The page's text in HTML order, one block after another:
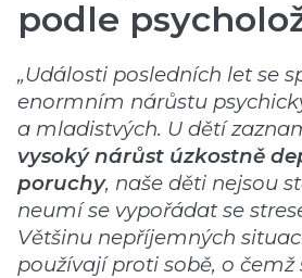
podle
„Události posledních let se
enormním nárůstu
a mladistvých. U dětí
vysoký nárůst úzkostně
poruchy, naše děti nejsou
neumí se vypořádat se
Většinu nepříjemných
používají proti sobě, o čemž